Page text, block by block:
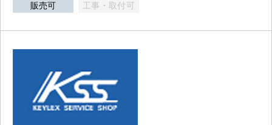
販売可 工事・取付可